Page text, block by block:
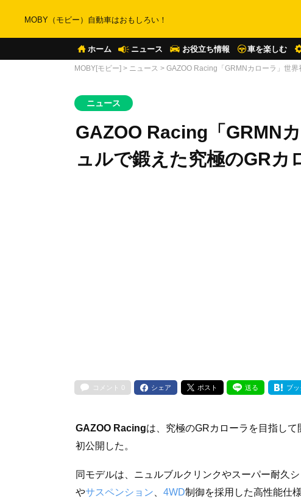
MOBY（モビー）自動車はおもしろい！
ホーム ニュース お役立ち情報 車を楽しむ
MOBY[モビー] > ニュース > GAZOO Racing「GRMNカローラ」世
ニュース
GAZOO Racing「GRMN
ュルで鍛えた究極のGRカ
コメント 0 シェア ポスト 送る ブッ
GAZOO Racingは、究極のGRカローラを目指し
初公開した。
同モデルは、ニュルブルクリンクやスーパー耐久
やサスペンション 4WD制御を採用した高性能仕